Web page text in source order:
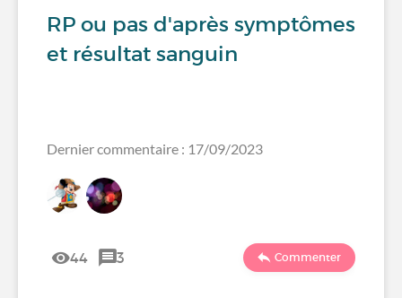
RP ou pas d'après symptômes
et résultat sanguin
Dernier commentaire : 17/09/2023
44 3 Commenter